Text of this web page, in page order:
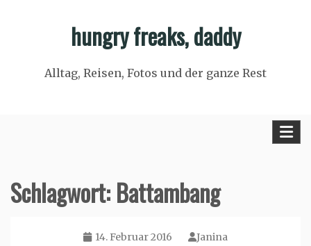
hungry freaks, daddy
Alltag, Reisen, Fotos und der ganze Rest
Schlagwort:Battambang
14. Februar 2016 Janina